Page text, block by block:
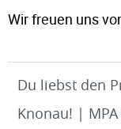
Wir freuen uns
Du liebst den
Knonau! | MPA